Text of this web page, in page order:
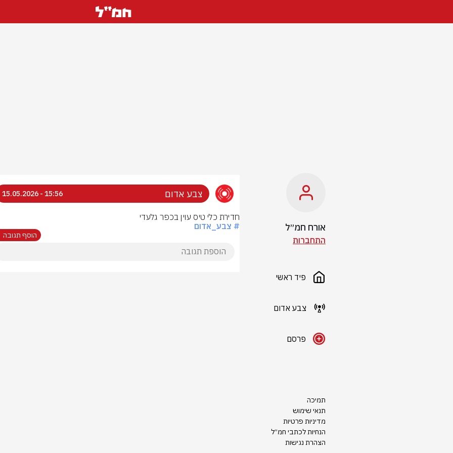
אורח חמ״ל
התחברות
פיד ראשי
צבע אדום
פרסם
תמיכה
תנאי שימוש
מדיניות פרטיות
הנחיות לכתבי חמ״ל
הצהרת נגישות
צבע אדום 15:56 - 15.05.2026
חדירת כלי טיס עוין בכפר גלעדי
# צבע_אדום
הוסף תגובה